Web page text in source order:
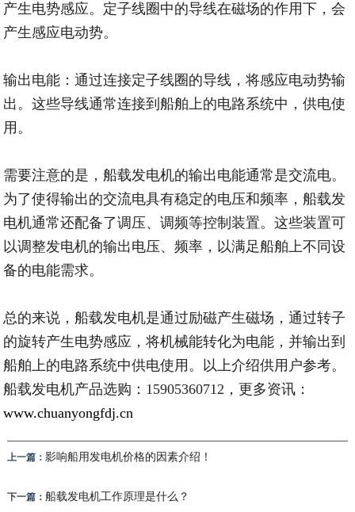
产生电势感应。定子线圈中的导线在磁场的作用下，会
产生感应电动势。
输出电能：通过连接定子线圈的导线，将感应电动势输
出。这些导线通常连接到船舶上的电路系统中，供电使
用。
需要注意的是，船载发电机的输出电能通常是交流电。
为了使得输出的交流电具有稳定的电压和频率，船载发
电机通常还配备了调压、调频等控制装置。这些装置可
以调整发电机的输出电压、频率，以满足船舶上不同设
备的电能需求。
总的来说，船载发电机是通过励磁产生磁场，通过转子
的旋转产生电势感应，将机械能转化为电能，并输出到
船舶上的电路系统中供电使用。以上介绍供用户参考。
船载发电机产品选购：15905360712，更多资讯：
www.chuanyongfdj.cn
上一篇： 影响船用发电机价格的因素介绍！
下一篇： 船载发电机工作原理是什么？